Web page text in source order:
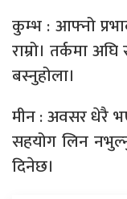
कुम्भ : आफ्नो
राम्रो। तर्कमा
बस्नुहोला।
मीन : अवसर धेरै
सहयोग लिन
दिनेछ।